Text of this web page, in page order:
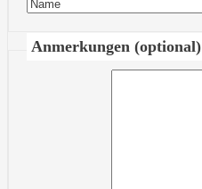
Anmerkungen (optional)